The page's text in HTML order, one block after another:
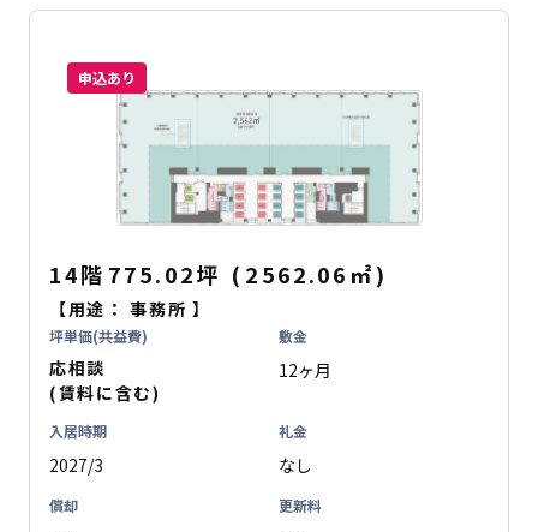
申込あり
14階 775.02坪 ( 2562.06 ㎡)
【用途：事務所 】
坪単価(共益費)
応相談
(賃料に含む)
敷金
12ヶ月
入居時期
2027/3
礼金
なし
償却 更新料